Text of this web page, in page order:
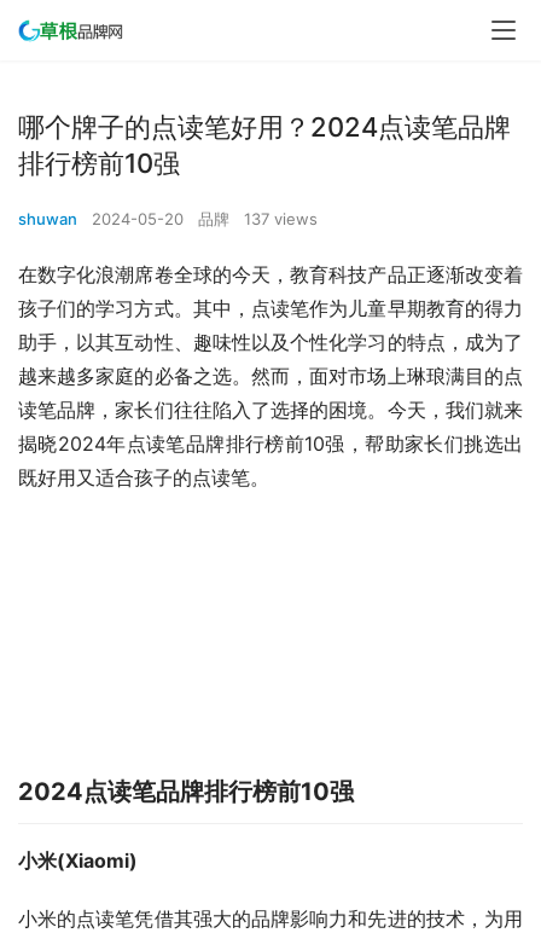
哪个牌子的点读笔好用？2024点读笔品牌
排行榜前10强
shuwan 2024-05-20 品牌 137 views
在数字化浪潮席卷全球的今天，教育科技产品正逐渐改变着
孩子们的学习方式。其中，点读笔作为儿童早期教育的得力
助手，以其互动性、趣味性以及个性化学习的特点，成为了
越来越多家庭的必备之选。然而，面对市场上琳琅满目的点
读笔品牌，家长们往往陷入了选择的困境。今天，我们就来
揭晓2024年点读笔品牌排行榜前10强，帮助家长们挑选出
既好用又适合孩子的点读笔。
2024点读笔品牌排行榜前10强
小米(Xiaomi)
小米的点读笔凭借其强大的品牌影响力和先进的技术，为用